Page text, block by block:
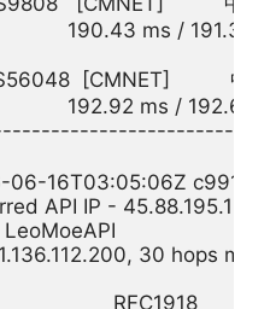
190.43 ms /
[CMNET]          中
192.92 ms /
06-16T03:05:06Z
API IP -
30 hops
RFC1918